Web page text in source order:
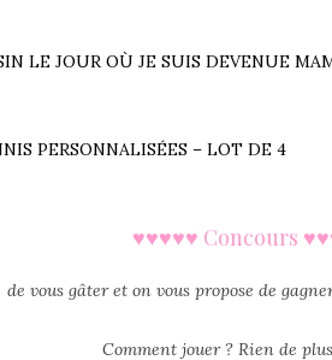
LE JOUR OÙ JE SUIS DEVENUE
PERSONNALISÉES – LOT DE 4
♥♥♥♥♥ Concours
vous gâter et on vous propose de
Comment jouer ? Rien de